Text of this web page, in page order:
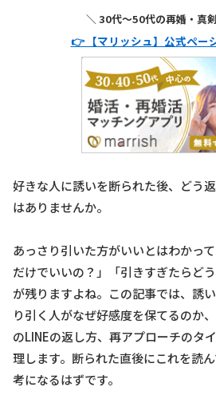
＼ 30代〜50代の再婚・真
👉 【マリッシュ】公式ペー
好きな人に誘いを断られた後、どう
はありませんか。
あっさり引いた方がいいとはわかっ
だけでいいの？」「引きすぎたらど
が残りますよね。この記事では、誘
り引く人がなぜ好感度を保てるのか
のLINEの返し方、再アプローチのタ
理します。断られた直後にこれを読
考になるはずです。